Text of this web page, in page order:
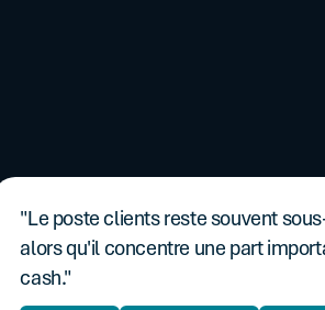
"Le poste clients reste souvent
alors qu'il concentre une part
cash."